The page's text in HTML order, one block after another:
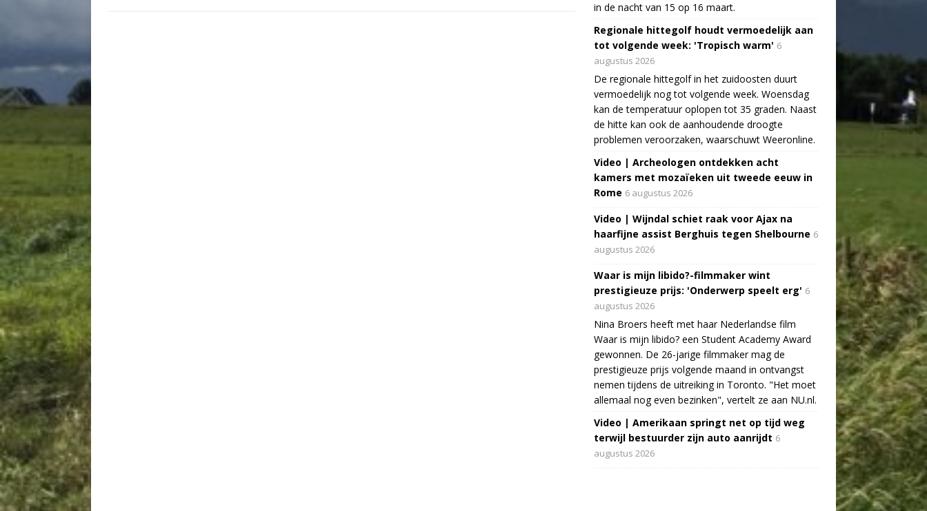
in de nacht van 15 op 16 maart.
Regionale hittegolf houdt vermoedelijk aan
tot volgende week: 'Tropisch warm' 6
augustus 2026
De regionale hittegolf in het zuidoosten duurt
vermoedelijk nog tot volgende week. Woensdag
kan de temperatuur oplopen tot 35 graden. Naast
de hitte kan ook de aanhoudende droogte
problemen veroorzaken, waarschuwt Weeronline.
Video | Archeologen ontdekken acht
kamers met mozaïeken uit tweede eeuw in
Rome 6 augustus 2026
Video | Wijndal schiet raak voor Ajax na
haarfijne assist Berghuis tegen Shelbourne 6
augustus 2026
Waar is mijn libido?-filmmaker wint
prestigieuze prijs: 'Onderwerp speelt erg' 6
augustus 2026
Nina Broers heeft met haar Nederlandse film
Waar is mijn libido? een Student Academy Award
gewonnen. De 26-jarige filmmaker mag de
prestigieuze prijs volgende maand in ontvangst
nemen tijdens de uitreiking in Toronto. "Het moet
allemaal nog even bezinken", vertelt ze aan NU.nl.
Video | Amerikaan springt net op tijd weg
terwijl bestuurder zijn auto aanrijdt 6
augustus 2026